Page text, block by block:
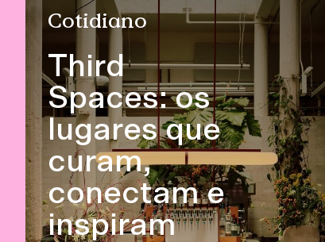
Cotidiano
Third
Spaces: os
lugares que
curam,
conectam e
inspiram